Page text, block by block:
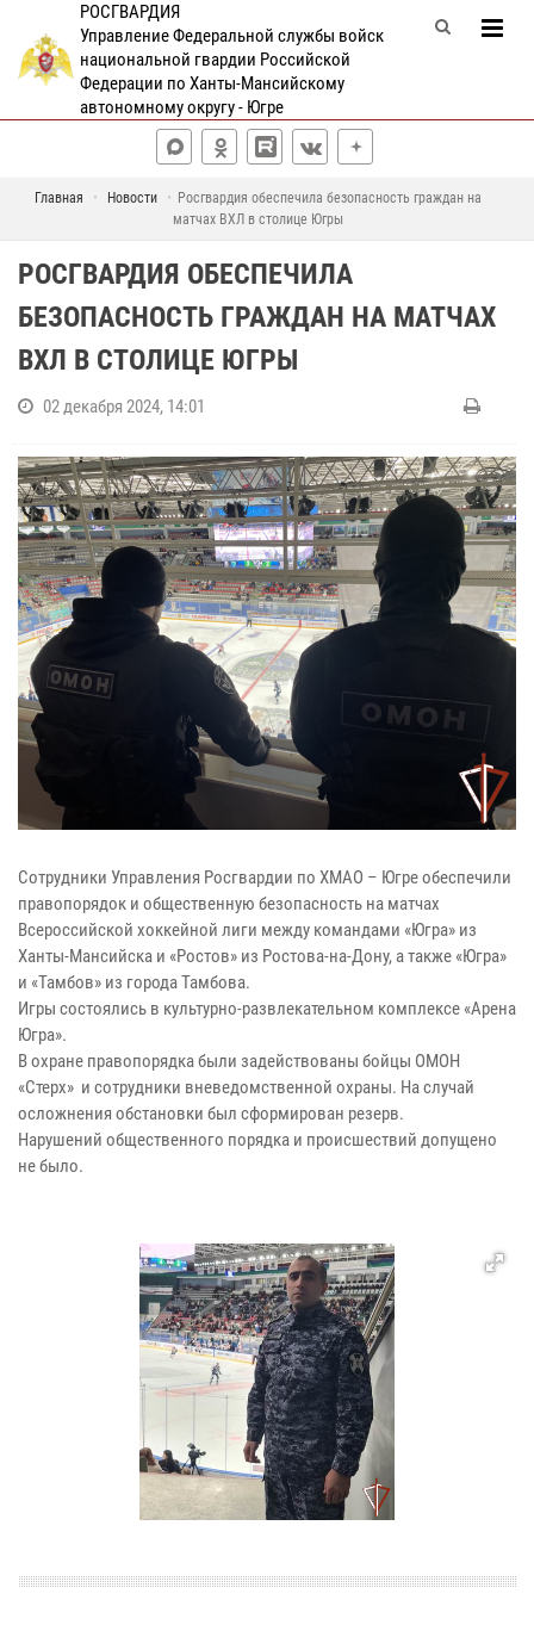
РОСГВАРДИЯ
Управление Федеральной службы войск
национальной гвардии Российской
Федерации по Ханты-Мансийскому
автономному округу - Югре
Главная Новости
Росгвардия обеспечила безопасность граждан на
матчах ВХЛ в столице Югры
РОСГВАРДИЯ ОБЕСПЕЧИЛА
БЕЗОПАСНОСТЬ ГРАЖДАН НА МАТЧАХ
ВХЛ В СТОЛИЦЕ ЮГРЫ
02 декабря 2024, 14:01
Сотрудники Управления Росгвардии по ХМАО – Югре обеспечили
правопорядок и общественную безопасность на матчах
Всероссийской хоккейной лиги между командами «Югра» из
Ханты-Мансийска и «Ростов» из Ростова-на-Дону, а также «Югра»
и «Тамбов» из города Тамбова.
Игры состоялись в культурно-развлекательном комплексе «Арена
Югра».
В охране правопорядка были задействованы бойцы ОМОН
«Стерх» и сотрудники вневедомственной охраны. На случай
осложнения обстановки был сформирован резерв.
Нарушений общественного порядка и происшествий допущено
не было.